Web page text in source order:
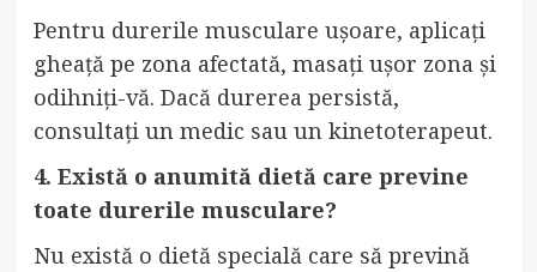
Pentru durerile musculare ușoare, aplicați
gheață pe zona afectată, masați ușor zona și
odihniți-vă. Dacă durerea persistă,
consultați un medic sau un kinetoterapeut.
4. Există o anumită dietă care previne
toate durerile musculare?
Nu există o dietă specială care să prevină